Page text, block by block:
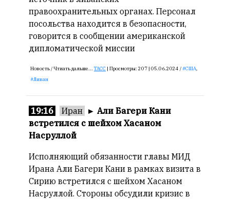
смысл.
Мнение
редакции
обязательным
условием
для
публикации.
Противоположные
мнения
даже
если
принимаются
правоохранительных органах. Персонал
посольства находится в безопасности,
говорится в сообщении американской
дипломатической миссии
Новость /Чтиать дальше... ТАСС | Просмотры: 207 | 05.06.2024 / США,
Ливан
19:16 Иран ► Али Багери Кани
встретился с шейхом Хасаном
Насруллой
Исполняющий обязанности главы МИД
Ирана Али Багери Кани в рамках визита в
Сирию встретился с шейхом Хасаном
Насруллой. Стороны обсудили кризис в